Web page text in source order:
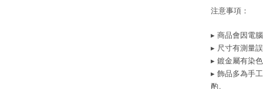
注意事項：
▸ 商品會因電
▸ 尺寸有測量
▸ 鍍金屬有染
▸ 飾品多為手
酌。